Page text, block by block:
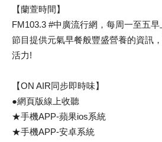
【蘭萱時間】
FM103.3 #中廣流行網，每周一至五早
節目提供元氣早餐般豐盛營養的資訊
活力!
【ON AIR同步即時味】
●網頁版線上收聽
★手機APP-蘋果ios系統
★手機APP-安卓系統